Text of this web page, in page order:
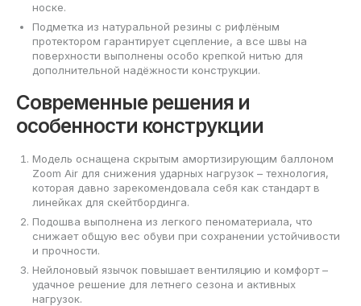
носке.
Подметка из натуральной резины с рифлёным
протектором гарантирует сцепление, а все швы на
поверхности выполнены особо крепкой нитью для
дополнительной надёжности конструкции.
Современные решения и
особенности конструкции
Модель оснащена скрытым амортизирующим баллоном
Zoom Air для снижения ударных нагрузок – технология,
которая давно зарекомендовала себя как стандарт в
линейках для скейтбординга.
Подошва выполнена из легкого пеноматериала, что
снижает общую вес обуви при сохранении устойчивости
и прочности.
Нейлоновый язычок повышает вентиляцию и комфорт –
удачное решение для летнего сезона и активных
нагрузок.